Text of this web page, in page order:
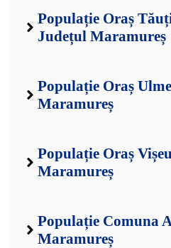
Populație Oraș
Județul Maramureș
Populație Oraș
Maramureș
Populație Oraș
Maramureș
Populație Comuna
Maramureș